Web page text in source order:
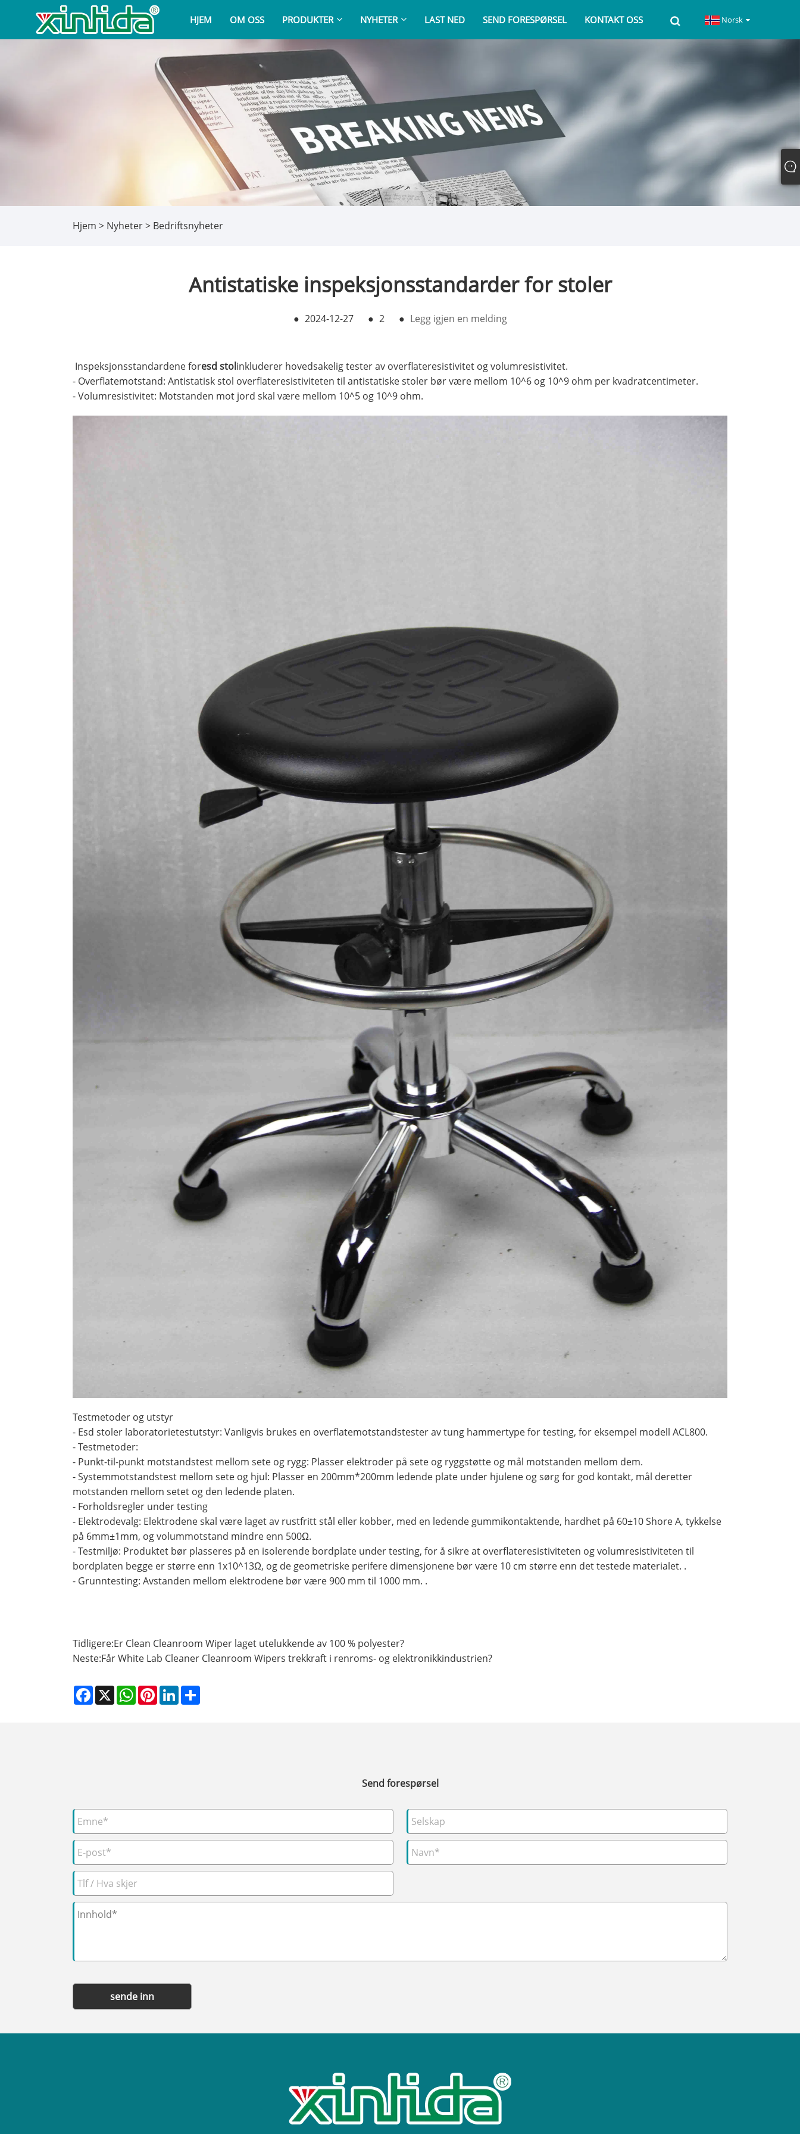
HJEM OM OSS PRODUKTER NYHETER LAST NED SEND FORESPØRSEL KONTAKT OSS Norsk‎
Hjem > Nyheter> Bedriftsnyheter
Antistatiske inspeksjonsstandarder for stoler
● 2024-12-27 ● 2 ● Legg igjen en melding
Inspeksjonsstandardene foresd stolinkluderer hovedsakelig tester av overflateresistivitet og volumresistivitet.
- Overflatemotstand: Antistatisk stol overflateresistiviteten til antistatiske stoler bør være mellom 10^6 og 10^9 ohm per kvadratcentimeter.
- Volumresistivitet: Motstanden mot jord skal være mellom 10^5 og 10^9 ohm.
Testmetoder og utstyr
- Esd stoler laboratorietestutstyr: Vanligvis brukes en overflatemotstandstester av tung hammertype for testing, for eksempel modell ACL800.
- Testmetoder:
- Punkt-til-punkt motstandstest mellom sete og rygg: Plasser elektroder på sete og ryggstøtte og mål motstanden mellom dem.
- Systemmotstandstest mellom sete og hjul: Plasser en 200mm*200mm ledende plate under hjulene og sørg for god kontakt, mål deretter
motstanden mellom setet og den ledende platen.
- Forholdsregler under testing
- Elektrodevalg: Elektrodene skal være laget av rustfritt stål eller kobber, med en ledende gummikontaktende, hardhet på 60±10 Shore A, tykkelse
på 6mm±1mm, og volummotstand mindre enn 500Ω.
- Testmiljø: Produktet bør plasseres på en isolerende bordplate under testing, for å sikre at overflateresistiviteten og volumresistiviteten til
bordplaten begge er større enn 1x10^13Ω, og de geometriske perifere dimensjonene bør være 10 cm større enn det testede materialet. .
- Grunntesting: Avstanden mellom elektrodene bør være 900 mm til 1000 mm. .
Tidligere:Er Clean Cleanroom Wiper laget utelukkende av 100 % polyester?
Neste:Får White Lab Cleaner Cleanroom Wipers trekkraft i renroms- og elektronikkindustrien?
Facebook
X WhatsApp
PinterestLinkedIn
Send forespørsel
sende inn